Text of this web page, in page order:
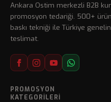
Ankara Ostim merkezli B2B
promosyon tedariği. 500+
baskı tekniği ile Türkiye
teslimat.
PROMOSYON
KATEGORILERI